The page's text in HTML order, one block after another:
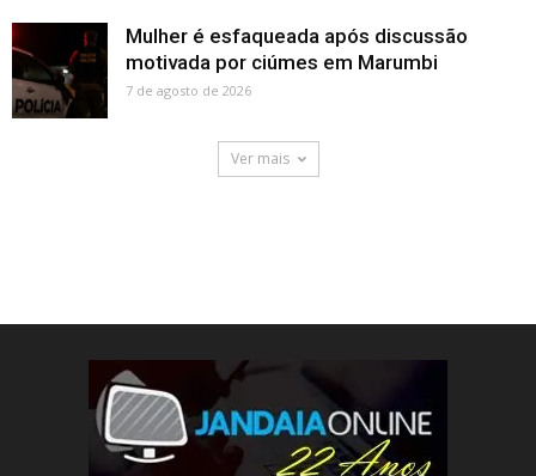
Mulher é esfaqueada após discussão
motivada por ciúmes em Marumbi
7 de agosto de 2026
Ver mais